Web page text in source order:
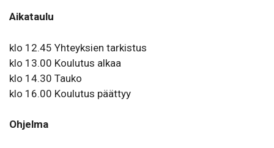
Aikataulu
klo 12.45 Yhteyksien tarkistus
klo 13.00 Koulutus alkaa
klo 14.30 Tauko
klo 16.00 Koulutus päättyy
Ohjelma